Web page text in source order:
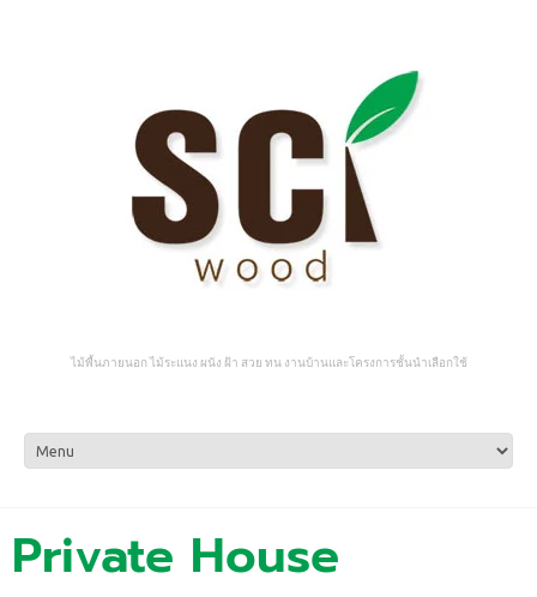
ไม้พื้นภายนอก ไม้ระแนง ผนัง ฝ้า สวย ทน งานบ้านและโครงการชั้นนำเลือกใช้
Private House